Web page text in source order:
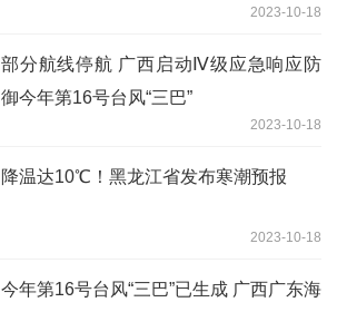
2023-10-18
部分航线停航 广西启动Ⅳ级应急响应防
御今年第16号台风“三巴”
2023-10-18
降温达10℃！黑龙江省发布寒潮预报
2023-10-18
今年第16号台风“三巴”已生成 广西广东海